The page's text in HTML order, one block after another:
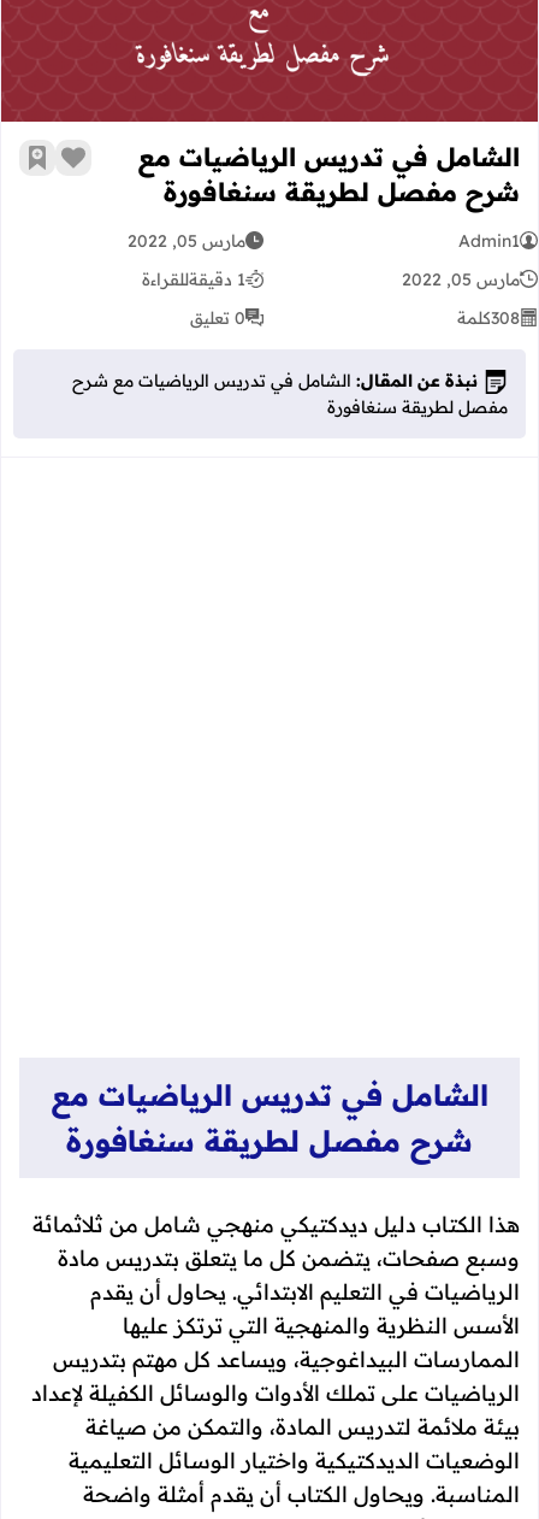
الشامل في تدريس الرياضيات مع
شرح مفصل لطريقة سنغافورة
زر أضف
Admin1
مارس 05, 2022
مارس 05, 2022
1 دقيقة
للقراءة
308كلمة 0 تعليق
نبذة عن المقال: الشامل في تدريس الرياضيات مع شرح
مفصل لطريقة سنغافورة
الشامل في تدريس الرياضيات مع
شرح مفصل لطريقة سنغافورة
هذا الكتاب دليل ديدكتيكي منهجي شامل من ثلاثمائة
وسبع صفحات، يتضمن كل ما يتعلق بتدريس مادة
الرياضيات في التعليم الابتدائي. يحاول أن يقدم
الأسس النظرية والمنهجية التي ترتكز عليها
الممارسات البيداغوجية، ويساعد كل مهتم بتدريس
الرياضيات على تملك الأدوات والوسائل الكفيلة لإعداد
بيئة ملائمة لتدريس المادة، والتمكن من صياغة
الوضعيات الديدكتيكية واختيار الوسائل التعليمية
المناسبة. ويحاول الكتاب أن يقدم أمثلة واضحة